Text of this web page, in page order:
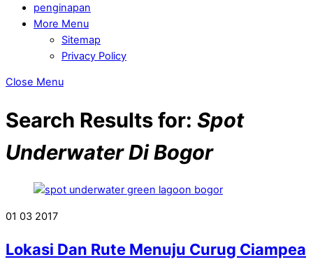
penginapan
More Menu
Sitemap
Privacy Policy
Close Menu
Search Results for: Spot
Underwater Di Bogor
01 03 2017
Lokasi Dan Rute Menuju Curug Ciampea